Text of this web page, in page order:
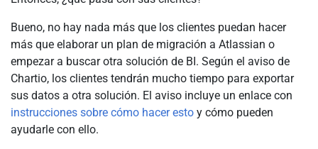
Bueno, no hay nada más que los clientes puedan hacer
más que elaborar un plan de migración a Atlassian o
empezar a buscar otra solución de BI. Según el aviso de
Chartio, los clientes tendrán mucho tiempo para exportar
sus datos a otra solución. El aviso incluye un enlace con
instrucciones sobre cómo hacer esto y cómo pueden
ayudarle con ello.